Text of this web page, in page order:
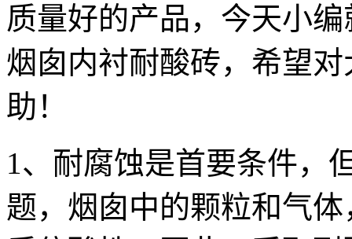
质量好的产品，今天小
烟囱内衬耐酸砖，希望
助！
1、耐腐蚀是首要条件，
题，烟囱中的颗粒和气